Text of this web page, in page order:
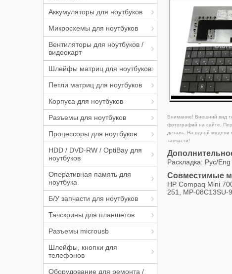
Аккумуляторы для ноутбуков
Микросхемы для ноутбуков
Вентиляторы для ноутбуков /
видеокарт
Шлейфы матриц для ноутбуков
Петли матриц для ноутбуков
Корпуса для ноутбуков
Разъемы для ноутбуков
Процессоры для ноутбуков
HDD / DVD-RW / OptiBay для
ноутбуков
Оперативная память для
ноутбука
Б/У запчасти для ноутбуков
Тачскрины для планшетов
Разъемы microusb
Шлейфы, кнопки для
телефонов
Оборудование для ремонта /
Внимание! Внешний вид
фотографий на сайте.
деталь. На одной модели
запчасти!
Раскладка: Рус/
Совместимые
HP Compaq Mini
251, MP-08C13SU-